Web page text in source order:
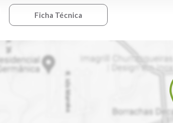
Ficha Técnica